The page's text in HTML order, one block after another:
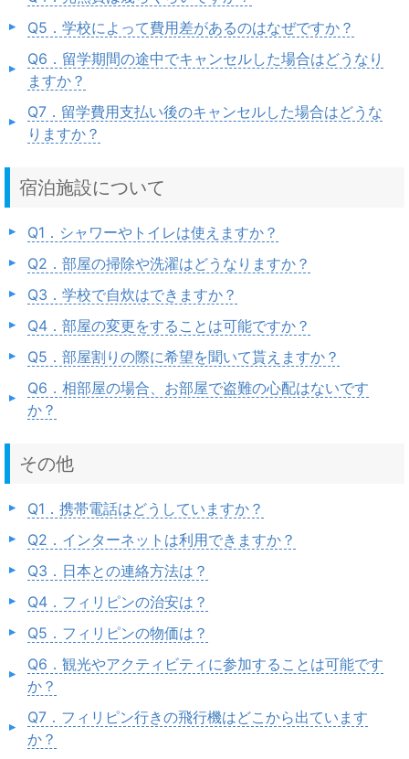
Q5．学校によって費用差があるのはなぜですか？
Q6．留学期間の途中でキャンセルした場合はどうなり
ますか？
Q7．留学費用支払い後のキャンセルした場合はどうな
りますか？
宿泊施設について
Q1．シャワーやトイレは使えますか？
Q2．部屋の掃除や洗濯はどうなりますか？
Q3．学校で自炊はできますか？
Q4．部屋の変更をすることは可能ですか？
Q5．部屋割りの際に希望を聞いて貰えますか？
Q6．相部屋の場合、お部屋で盗難の心配はないです
か？
その他
Q1．携帯電話はどうしていますか？
Q2．インターネットは利用できますか？
Q3．日本との連絡方法は？
Q4．フィリピンの治安は？
Q5．フィリピンの物価は？
Q6．観光やアクティビティに参加することは可能です
か？
Q7．フィリピン行きの飛行機はどこから出ています
か？